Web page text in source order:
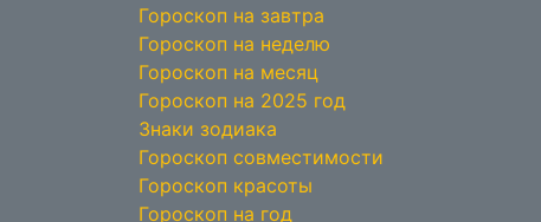
Гороскоп на завтра
Гороскоп на неделю
Гороскоп на месяц
Гороскоп на 2025 год
Знаки зодиака
Гороскоп совместимости
Гороскоп красоты
Гороскоп на год